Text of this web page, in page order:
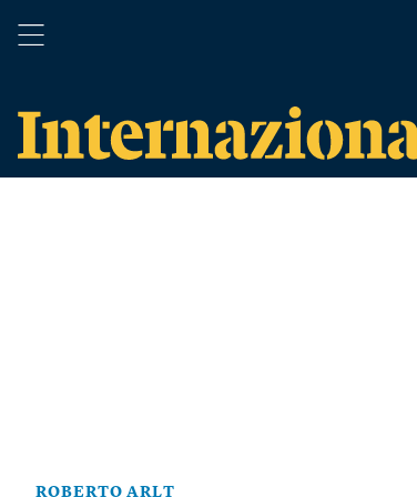
ROBERTO ARLT